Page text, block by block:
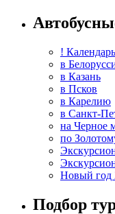
!
в
в Казань
в Псков
в Карелию
в Санкт-
на Черное
по
Новый год
Подбор